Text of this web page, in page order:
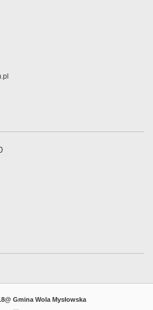
Gmina Wola Mysłowska